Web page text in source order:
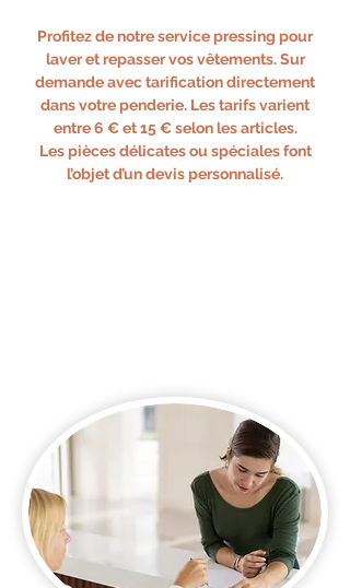
Profitez de notre service pressing pour
laver et repasser vos vêtements. Sur
demande avec tarification directement
dans votre penderie. Les tarifs varient
entre 6 € et 15 € selon les articles.
Les pièces délicates ou spéciales font
l’objet d’un devis personnalisé.